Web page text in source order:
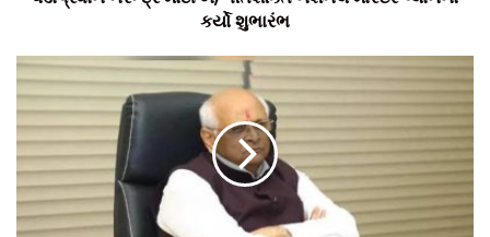
મંત્રાલયને આ યોજનાનો લાભ કેવી રીતે મળી રહ્યો છે.
ટીમ બિલ્ટ ઈન્ડિયા.
કર્યો શુભારંભ